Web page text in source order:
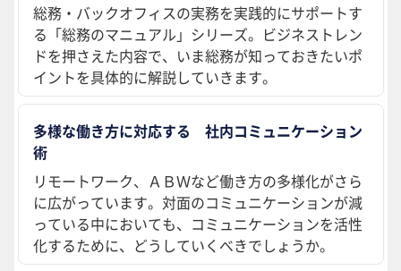
総務・バックオフィスの実務を実践的にサポートす
る「総務のマニュアル」シリーズ。ビジネストレン
ドを押さえた内容で、いま総務が知っておきたいポ
イントを具体的に解説していきます。
多様な働き方に対応する 社内コミュニケーション
術
リモートワーク、ＡＢＷなど働き方の多様化がさら
に広がっています。対面のコミュニケーションが減
っている中においても、コミュニケーションを活性
化するために、どうしていくべきでしょうか。